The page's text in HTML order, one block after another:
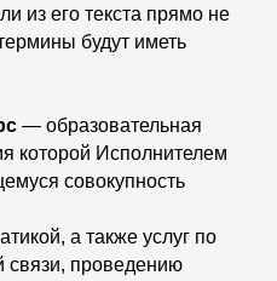
из его текста прямо не
будут иметь
— образовательная
которой Исполнителем
совокупность
а также услуг по
связи, проведению